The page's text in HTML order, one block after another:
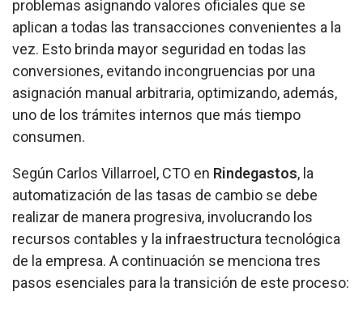
problemas asignando valores oficiales que se
aplican a todas las transacciones convenientes a la
vez. Esto brinda mayor seguridad en todas las
conversiones, evitando incongruencias por una
asignación manual arbitraria, optimizando, además,
uno de los trámites internos que más tiempo
consumen.
Según Carlos Villarroel, CTO en Rindegastos, la
automatización de las tasas de cambio se debe
realizar de manera progresiva, involucrando los
recursos contables y la infraestructura tecnológica
de la empresa. A continuación se menciona tres
pasos esenciales para la transición de este proceso: